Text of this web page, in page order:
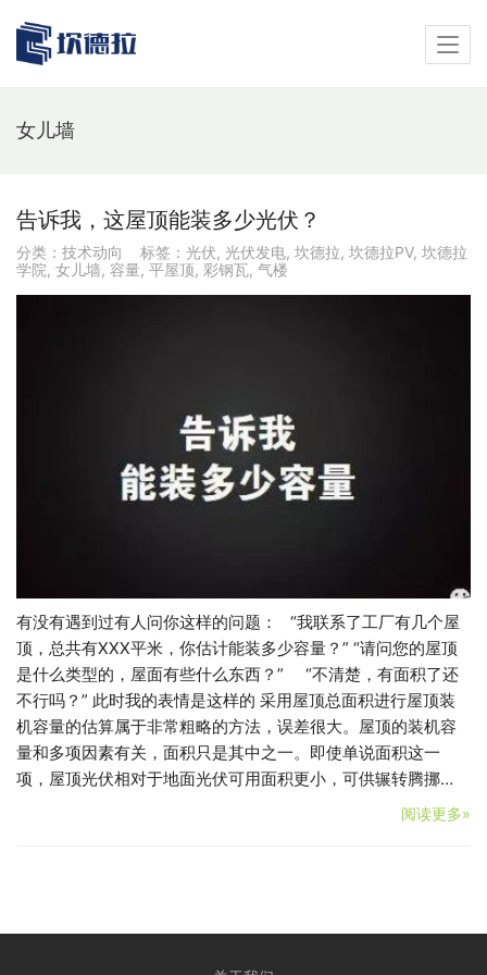
女儿墙
告诉我，这屋顶能装多少光伏？
分类： 技术动向 标签： 光伏, 光伏发电, 坎德拉, 坎德拉PV, 坎德拉
学院, 女儿墙, 容量, 平屋顶, 彩钢瓦, 气楼
有没有遇到过有人问你这样的问题： “我联系了工厂有几个屋
顶，总共有XXX平米，你估计能装多少容量？” “请问您的屋顶
是什么类型的，屋面有些什么东西？” “不清楚，有面积了还
不行吗？” 此时我的表情是这样的 采用屋顶总面积进行屋顶装
机容量的估算属于非常粗略的方法，误差很大。屋顶的装机容
量和多项因素有关，面积只是其中之一。即使单说面积这一
项，屋顶光伏相对于地面光伏可用面积更小，可供辗转腾挪…
阅读更多»